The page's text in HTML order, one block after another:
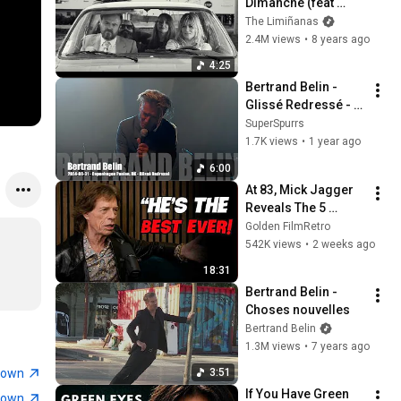
4:25
Bertrand Belin)
The Limiñanas
2.4M views • 8 years ago
6:00
Bertrand Belin -
Glissé Redressé -
2024-08-31 -
Copenhagen
SuperSpurrs
1.7K views • 1 year ago
18:31
At 83, Mick Jagger
Reveals The 5
People He Loved
The Most
Golden FilmRetro
542K views • 2 weeks ago
3:51
Bertrand Belin -
Choses nouvelles
Bertrand Belin
1.3M views • 7 years ago
If You Have Green